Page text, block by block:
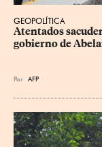
GEOPOLÍTICA
Atentados
gobierno de
Por AFP